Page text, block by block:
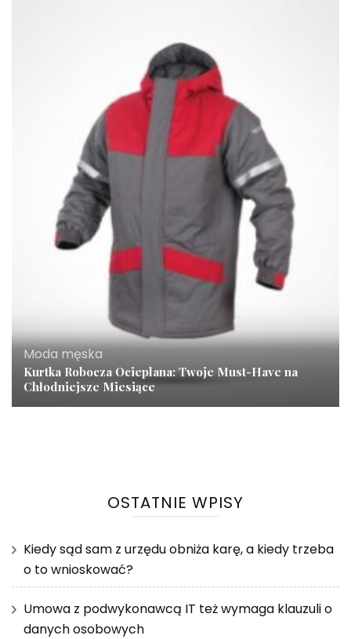
Moda męska
Kurtka Robocza Ocieplana: Twoje Must-Have na
Chłodniejsze Miesiące
OSTATNIE WPISY
Kiedy sąd sam z urzędu obniża karę, a kiedy trzeba
o to wnioskować?
Umowa z podwykonawcą IT też wymaga klauzuli o
danych osobowych